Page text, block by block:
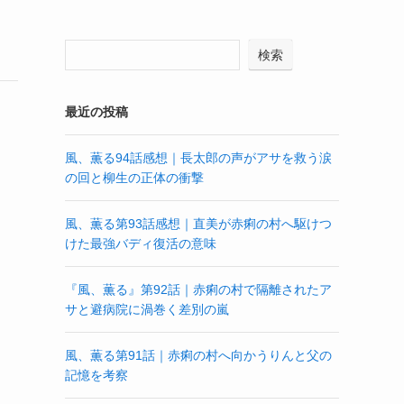
検索
最近の投稿
風、薫る94話感想｜長太郎の声がアサを救う涙
の回と柳生の正体の衝撃
風、薫る第93話感想｜直美が赤痢の村へ駆けつ
けた最強バディ復活の意味
『風、薫る』第92話｜赤痢の村で隔離されたア
サと避病院に渦巻く差別の嵐
風、薫る第91話｜赤痢の村へ向かうりんと父の
記憶を考察